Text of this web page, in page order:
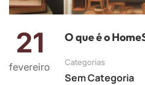
21
fevereiro
O que é o
Categorias
Sem Categoria